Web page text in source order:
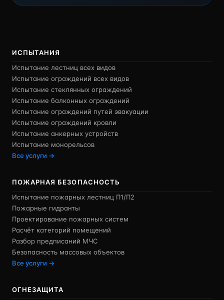
ИСПЫТАНИЯ
Испытание лестниц всех видов
Испытание ограждений всех видов
Испытание стеклянных ограждений
Испытание балконных ограждений
Испытание ограждений путей эвакуации
Испытание ограждений кровли
Испытание анкерных устройств
Испытание монорельсов
Все услуги →
ПОЖАРНАЯ БЕЗОПАСНОСТЬ
Испытание пожарных лестниц П1/П2
Пожарные гидранты
Проектирование пожарных систем
Расчёт категорий помещений
Разбор предписаний МЧС
Безопасность массовых объектов
Все услуги →
ОГНЕЗАЩИТА